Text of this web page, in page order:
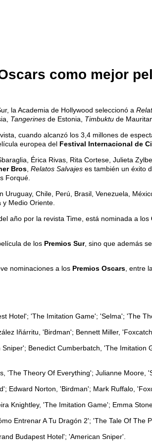
como mejor
la Academia de Hollywood seleccionó a
Tangerines de Estonia, Timbuktu de
cuando alcanzó los 3,4 millones de
europea del Festival Internacional de
Érica Rivas, Rita Cortese, Julieta
Bros Relatos Salvajes es también un éxito
Forqué.
Chile, Perú, Brasil, Venezuela,
Medio Oriente.
año por la revista Time, está nominada a los
de los Premios Sur, sino que además
nominaciones a los Premios Oscars , entre
Hotel'; 'The Imitation Game'; 'Selma'; 'The
Iñárritu, 'Birdman'; Bennett Miller,
Benedict Cumberbatch, 'The
Theory Of Everything'; Julianne Moore,
Edward Norton, 'Birdman'; Mark Ruffalo,
Knightley, 'The Imitation Game'; Emma
Entrenar A Tu Dragón 2'; 'The Tale Of The
Budapest Hotel'; 'American Sniper'.